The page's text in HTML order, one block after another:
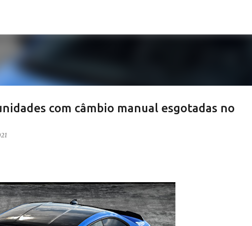
com câmbio manual esgotadas no